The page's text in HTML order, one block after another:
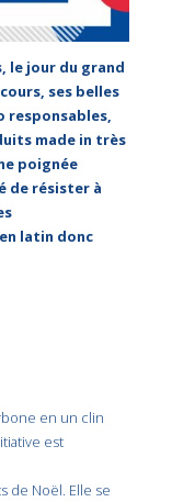
le jour du grand
ses belles
responsables,
made in très
poignée
de résister à
latin donc
en un clin
est
de Noël. Elle se